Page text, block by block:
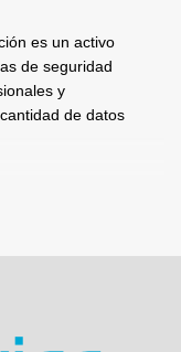
es un activo
de seguridad
y
de datos